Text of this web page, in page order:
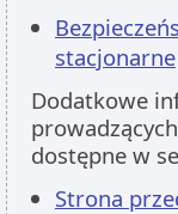
stacjonarne
Dodatkowe
dostępne w
Strona